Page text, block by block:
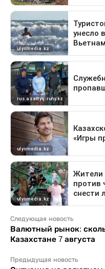
Следующая новость
Валютный рынок:
Казахстане 7 августа
Предыдущая новость